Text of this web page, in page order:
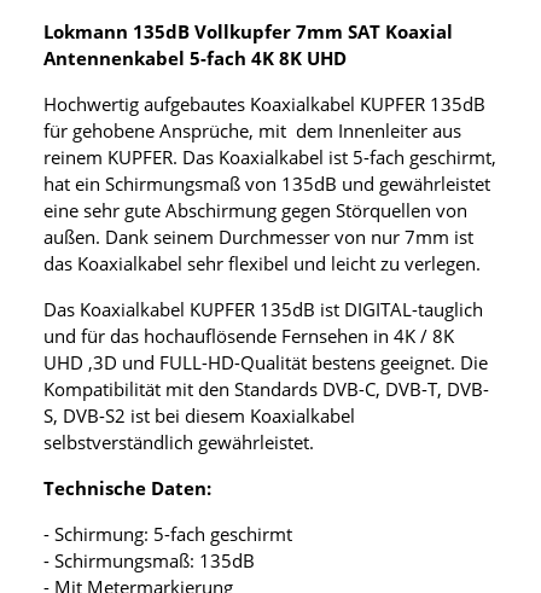
Lokmann 135dB Vollkupfer 7mm SAT Koaxial
Antennenkabel 5-fach 4K 8K UHD
Hochwertig aufgebautes Koaxialkabel KUPFER 135dB
für gehobene Ansprüche, mit dem Innenleiter aus
reinem KUPFER. Das Koaxialkabel ist 5-fach geschirmt,
hat ein Schirmungsmaß von 135dB und gewährleistet
eine sehr gute Abschirmung gegen Störquellen von
außen. Dank seinem Durchmesser von nur 7mm ist
das Koaxialkabel sehr flexibel und leicht zu verlegen.
Das Koaxialkabel KUPFER 135dB ist DIGITAL-tauglich
und für das hochauflösende Fernsehen in 4K / 8K
UHD ,3D und FULL-HD-Qualität bestens geeignet. Die
Kompatibilität mit den Standards DVB-C, DVB-T, DVB-
S, DVB-S2 ist bei diesem Koaxialkabel
selbstverständlich gewährleistet.
Technische Daten:
- Schirmung: 5-fach geschirmt
- Schirmungsmaß: 135dB
- Mit Metermarkierung